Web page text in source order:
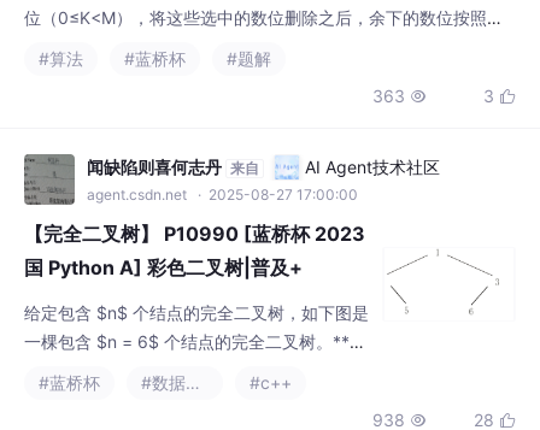
位（0≤K<M），将这些选中的数位删除之后，余下的数位按照原
来的顺序组成了一个新的数字 P。[**传送门**](https://www.luog
环。//reduction(+:cnt)：对cnt进行求和归约。//标记i*primes[j]
#算法 #蓝桥杯
#题解
363  3 
闻缺陷则喜何志丹 来自 AI Agent技术社区
agent.csdn.net · 2025-08-27 17:00:00
【完全二叉树】 P10990 [蓝桥杯 2023
国 Python A] 彩色二叉树|普及+
给定包含 $n$ 个结点的完全二叉树，如下图是
一棵包含 $n = 6$ 个结点的完全二叉树。**树
上的所有节点开始时没有被染色，颜色为 $0
#蓝桥杯 #数据结构
#c++
938  28 